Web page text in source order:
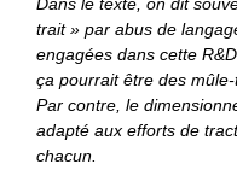
trait » par abus de
engagées dans cette
ça pourrait être des
Par contre, le
adapté aux efforts de
chacun.